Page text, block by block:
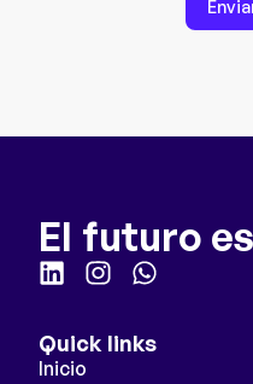
El futuro
Quick links
Inicio